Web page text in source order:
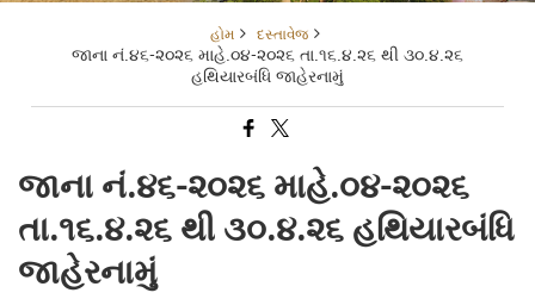
હોમ દસ્તાવેજ
જાના નં.૪૬-૨૦૨૬ માહે.૦૪-૨૦૨૬ તા.૧૬.૪.૨૬ થી ૩૦.૪.૨૬
હથિયારબંધિ જાહેરનામું
જાના નં.૪૬-૨૦૨૬ માહે.૦૪-૨૦૨૬
તા.૧૬.૪.૨૬ થી ૩૦.૪.૨૬ હથિયારબંધિ
જાહેરનામું